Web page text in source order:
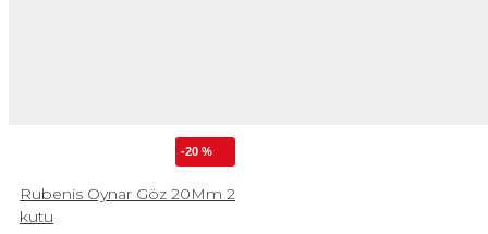
-20 %
Rubenis Oynar Göz 20Mm 2
kutu